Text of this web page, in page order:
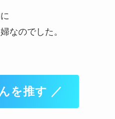
なのでした。
を推す ／